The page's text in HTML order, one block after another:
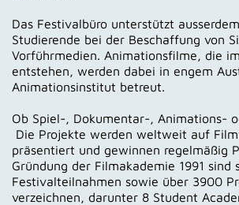
Das Festivalbüro unterstützt
Studierende bei der Beschaffung von
Vorführmedien. Animationsfilme, die
entstehen, werden dabei in engem
Animationsinstitut betreut.
Ob Spiel-, Dokumentar-, Animations-
Die Projekte werden weltweit auf
präsentiert und gewinnen regelmäßig
Gründung der Filmakademie 1991 sind
Festivalteilnahmen sowie über 3900
verzeichnen, darunter 8 Student